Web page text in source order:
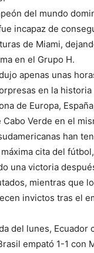
del mundo
incapaz de
de Miami,
en el Grupo H.
apenas unas
en la
de Europa,
Verde en el
han
cita del
una victoria
mientras que
invictos tras el
del lunes, Ecuador
empató 1-1 con